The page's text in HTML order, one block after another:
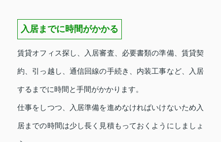
入居までに時間がかかる
賃貸オフィス探し、入居審査、必要書類の準備、賃貸契
約、引っ越し、通信回線の手続き、内装工事など、入居
するまでに時間と手間がかかります。
仕事をしつつ、入居準備を進めなければいけないため入
居までの時間は少し長く見積もっておくようにしましょ